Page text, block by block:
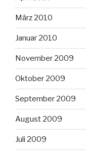
März 2010
Januar 2010
November 2009
Oktober 2009
September 2009
August 2009
Juli 2009